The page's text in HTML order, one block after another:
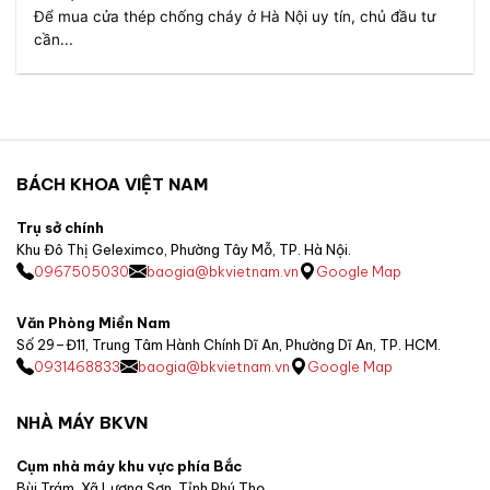
Để mua cửa thép chống cháy ở Hà Nội uy tín, chủ đầu tư
cần...
BÁCH KHOA VIỆT NAM
Trụ sở chính
Khu Đô Thị Geleximco, Phường Tây Mỗ, TP. Hà Nội.
0967505030
baogia@bkvietnam.vn Google Map
Văn Phòng Miền Nam
Số 29–Đ11, Trung Tâm Hành Chính Dĩ An, Phường Dĩ An, TP. HCM.
0931468833
baogia@bkvietnam.vn Google Map
NHÀ MÁY BKVN
Cụm nhà máy khu vực phía Bắc